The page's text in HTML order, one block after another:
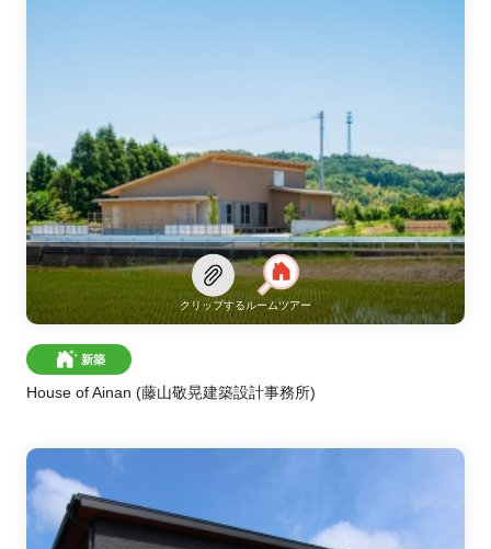
クリップするルームツアー
新築
House of Ainan (藤山敬晃建築設計事務所)